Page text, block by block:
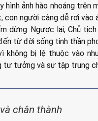
hình ảnh hào nhoáng trên
con người càng dễ rơi vào
dừng. Ngược lại, Chủ
từ đời sống tinh thần
không bị lệ thuộc vào
tưởng và sự tập trung
chân thành